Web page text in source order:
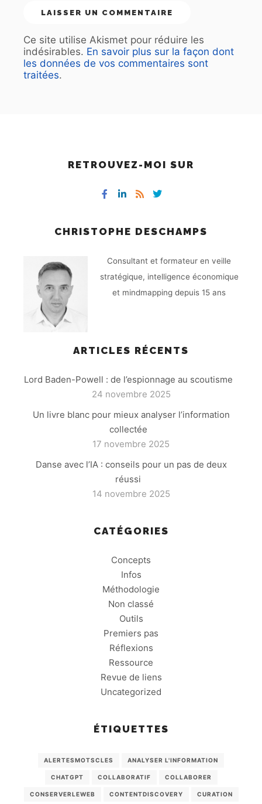
Ce site utilise Akismet pour réduire les
indésirables. En savoir plus sur la façon dont
les données de vos commentaires sont
traitées.
RETROUVEZ-MOI SUR
CHRISTOPHE DESCHAMPS
Consultant et formateur en veille
stratégique, intelligence économique
et mindmapping depuis 15 ans
ARTICLES RÉCENTS
Lord Baden-Powell : de l’espionnage au scoutisme
24 novembre 2025
Un livre blanc pour mieux analyser l’information
collectée
17 novembre 2025
Danse avec l’IA : conseils pour un pas de deux
réussi
14 novembre 2025
CATÉGORIES
Concepts
Infos
Méthodologie
Non classé
Outils
Premiers pas
Réflexions
Ressource
Revue de liens
Uncategorized
ÉTIQUETTES
ALERTESMOTSCLES ANALYSER L'INFORMATION
CHATGPT COLLABORATIF COLLABORER
CONSERVERLEWEB CONTENTDISCOVERY CURATION